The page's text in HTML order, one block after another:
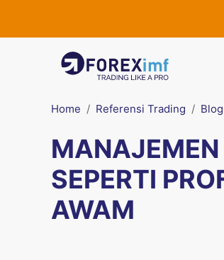
Home Referensi Trading Blog
MANAJEMEN
SEPERTI
AWAM